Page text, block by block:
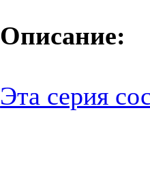
Описание:
Эта серия